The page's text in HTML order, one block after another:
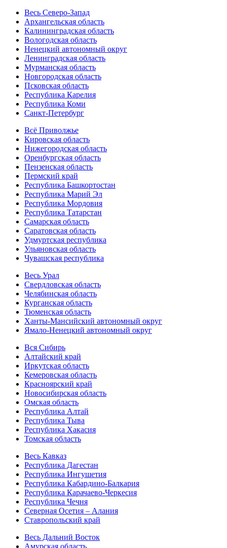
Весь Северо-Запад
Архангельская область
Калининградская область
Вологодская область
Ненецкий автономный округ
Ленинградская область
Мурманская область
Новгородская область
Псковская область
Республика Карелия
Республика Коми
Санкт-Петербург
Всё Приволжье
Кировская область
Нижегородская область
Оренбургская область
Пензенская область
Пермский край
Республика Башкортостан
Республика Марий Эл
Республика Мордовия
Республика Татарстан
Самарская область
Саратовская область
Удмуртская республика
Ульяновская область
Чувашская республика
Весь Урал
Свердловская область
Челябинская область
Курганская область
Тюменская область
Ханты-Мансийский автономный округ
Ямало-Ненецкий автономный округ
Вся Сибирь
Алтайский край
Иркутская область
Кемеровская область
Красноярский край
Новосибирская область
Омская область
Республика Алтай
Республика Тыва
Республика Хакасия
Томская область
Весь Кавказ
Республика Дагестан
Республика Ингушетия
Республика Кабардино-Балкария
Республика Карачаево-Черкесия
Республика Чечня
Северная Осетия – Алания
Ставропольский край
Весь Дальний Восток
Амурская область